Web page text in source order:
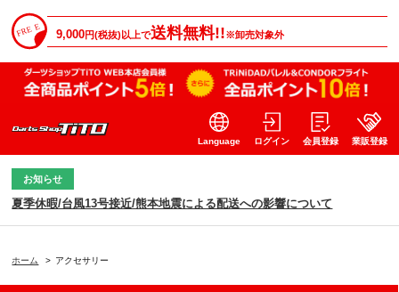
9,000円(税抜)以上で送料無料!!※卸売対象外
Language ログイン 会員登録 業販登録
お知らせ
夏季休暇/台風13号接近/熊本地震による配送への影響について
ホーム > アクセサリー